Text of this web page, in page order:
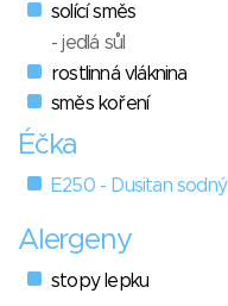
solící směs
- jedlá sůl
rostlinná vláknina
směs koření
Éčka
E250 - Dusitan sodný
Alergeny
stopy lepku